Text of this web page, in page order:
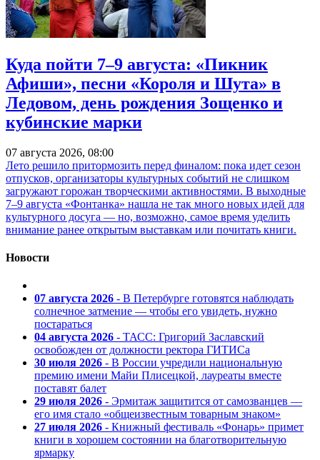
Куда пойти 7–9 августа: «Пикник
Афиши», песни «Короля и Шута» в
Ледовом, день рождения Зощенко и
кубинские марки
07 августа 2026, 08:00
Лето решило притормозить перед финалом: пока идет сезон
отпусков, организаторы культурных событий не слишком
загружают горожан творческими активностями. В выходные
7–9 августа «Фонтанка» нашла не так много новых идей для
культурного досуга — но, возможно, самое время уделить
внимание ранее открытым выставкам или почитать книги.
Новости
07 августа 2026 - В Петербурге готовятся наблюдать
солнечное затмение — чтобы его увидеть, нужно
постараться
04 августа 2026 - ТАСС: Григорий Заславский
освобожден от должности ректора ГИТИСа
30 июля 2026 - В России учредили национальную
премию имени Майи Плисецкой, лауреаты вместе
поставят балет
29 июля 2026 - Эрмитаж защитится от самозванцев —
его имя стало «общеизвестным товарным знаком»
27 июля 2026 - Книжный фестиваль «Фонарь» примет
книги в хорошем состоянии на благотворительную
ярмарку